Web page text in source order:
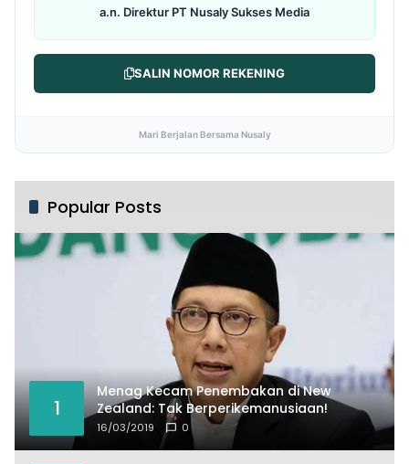
a.n. Direktur PT Nusaly Sukses Media
SALIN NOMOR REKENING
Mari Berjalan Bersama Nusaly
Popular Posts
1
Menag Kecam Penembakan di New
Zealand: Tak Berperikemanusiaan!
16/03/2019 0